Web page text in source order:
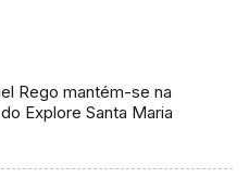
Rego mantém-se na
Explore Santa Maria